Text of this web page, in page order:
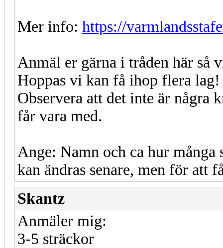
Mer info: https://
Anmäl er gärna i tråden här så
Hoppas vi kan få ihop flera lag!
Observera att det inte är några
får vara med.
Ange: Namn och ca hur
kan ändras senare, men för att
Skantz
Anmäler mig:
3-5 sträckor